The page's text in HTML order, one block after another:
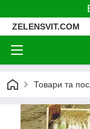
ZELENSVIT.COM
Товари та